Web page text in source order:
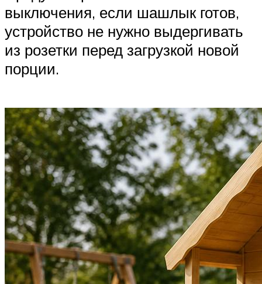
выключения, если шашлык готов,
устройство не нужно выдергивать
из розетки перед загрузкой новой
порции.